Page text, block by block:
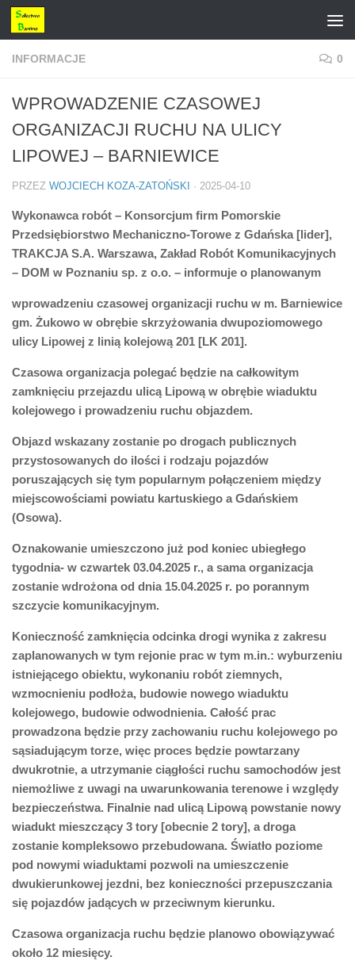
Przejdź do treści
INFORMACJE 0
WPROWADZENIE CZASOWEJ
ORGANIZACJI RUCHU NA ULICY
LIPOWEJ – BARNIEWICE
PRZEZ WOJCIECH KOZA-ZATOŃSKI · 2025-04-10
Wykonawca robót – Konsorcjum firm Pomorskie
Przedsiębiorstwo Mechaniczno-Torowe z Gdańska [lider],
TRAKCJA S.A. Warszawa, Zakład Robót Komunikacyjnych
– DOM w Poznaniu sp. z o.o. – informuje o planowanym
wprowadzeniu czasowej organizacji ruchu w m. Barniewice
gm. Żukowo w obrębie skrzyżowania dwupoziomowego
ulicy Lipowej z linią kolejową 201 [LK 201].
Czasowa organizacja polegać będzie na całkowitym
zamknięciu przejazdu ulicą Lipową w obrębie wiaduktu
kolejowego i prowadzeniu ruchu objazdem.
Objazd wskazany zostanie po drogach publicznych
przystosowanych do ilości i rodzaju pojazdów
poruszających się tym popularnym połączeniem między
miejscowościami powiatu kartuskiego a Gdańskiem
(Osowa).
Oznakowanie umieszczono już pod koniec ubiegłego
tygodnia- w czwartek 03.04.2025 r., a sama organizacja
zostanie wdrożona od dnia 15.04.2025 r. po porannym
szczycie komunikacyjnym.
Konieczność zamknięcia odcinka drogi wynika z zakresu
zaplanowanych w tym rejonie prac w tym m.in.: wyburzeniu
istniejącego obiektu, wykonaniu robót ziemnych,
wzmocnieniu podłoża, budowie nowego wiaduktu
kolejowego, budowie odwodnienia. Całość prac
prowadzona będzie przy zachowaniu ruchu kolejowego po
sąsiadującym torze, więc proces będzie powtarzany
dwukrotnie, a utrzymanie ciągłości ruchu samochodów jest
niemożliwe z uwagi na uwarunkowania terenowe i względy
bezpieczeństwa. Finalnie nad ulicą Lipową powstanie nowy
wiadukt mieszczący 3 tory [obecnie 2 tory], a droga
zostanie kompleksowo przebudowana. Światło poziome
pod nowymi wiaduktami pozwoli na umieszczenie
dwukierunkowej jezdni, bez konieczności przepuszczania
się pojazdów jadących w przeciwnym kierunku.
Czasowa organizacja ruchu będzie planowo obowiązywać
około 12 miesięcy.